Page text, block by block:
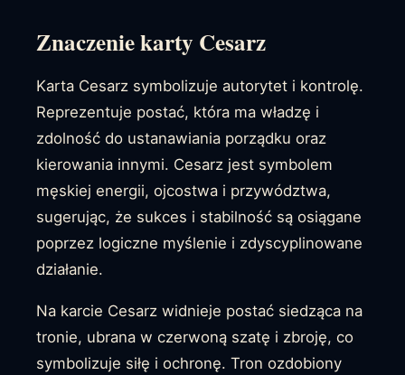
Znaczenie karty Cesarz
Karta Cesarz symbolizuje autorytet i kontrolę.
Reprezentuje postać, która ma władzę i
zdolność do ustanawiania porządku oraz
kierowania innymi. Cesarz jest symbolem
męskiej energii, ojcostwa i przywództwa,
sugerując, że sukces i stabilność są osiągane
poprzez logiczne myślenie i zdyscyplinowane
działanie.
Na karcie Cesarz widnieje postać siedząca na
tronie, ubrana w czerwoną szatę i zbroję, co
symbolizuje siłę i ochronę. Tron ozdobiony